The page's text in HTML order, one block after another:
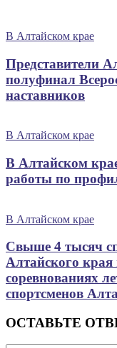
В Алтайском крае
Представители
полуфинал
наставников
В Алтайском крае
В Алтайском
работы по
В Алтайском крае
Свыше 4 тысяч
Алтайского
соревнованиях
спортсменов
ОСТАВЬТЕ